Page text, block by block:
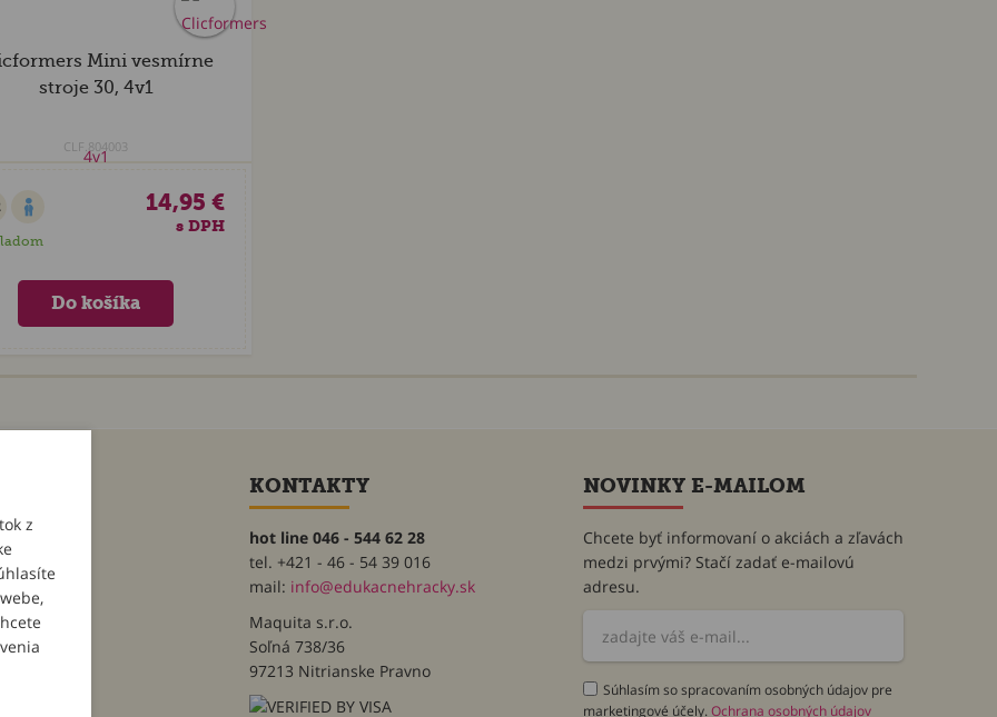
Mini vesmírne
stroje 30, 4v1
CLF.804003
14,95 €
s DPH
KONTAKTY
hot line 046 - 544 62 28
tel. +421 - 46 - 54 39 016
mail: info@edukacnehracky.sk
Maquita s.r.o.
Soľná 738/36
97213 Nitrianske Pravno
NOVINKY E-MAILOM
Chcete byť informovaní o akciách a zľavách
medzi prvými? Stačí zadať e-mailovú
adresu.
Súhlasím so spracovaním osobných údajov pre
marketingové účely.Ochrana osobných údajov
z